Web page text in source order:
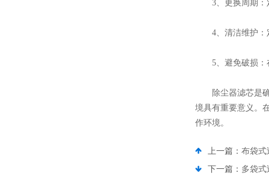
3、更换周期：
4、清洁维护：
5、避免破损：
除尘器滤芯是确
境具有重要意义。
作环境。
上一篇： 布袋式
下一篇： 多袋式